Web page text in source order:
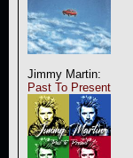
Jimmy Martin:
Past To Present